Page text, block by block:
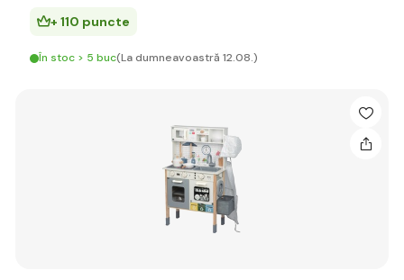
+ 110 puncte
În stoc > 5 buc(La dumneavoastră 12.08.)